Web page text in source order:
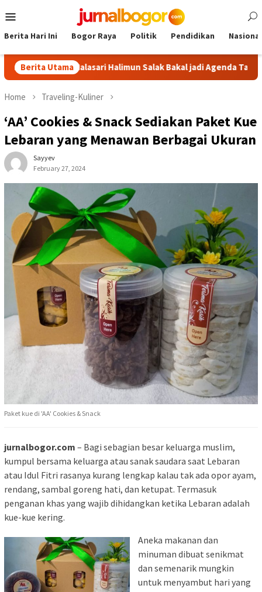
to
Menu
Berita Hari Ini Bogor Raya Politik Pendidikan Nasional
Berita Utama
Malasari Halimun Salak Bakal jadi Agenda Tahunan
Home Traveling-Kuliner
‘AA’ Cookies & Snack Sediakan Paket Kue
Lebaran yang Menawan Berbagai Ukuran
Sayyev
February 27, 2024
Paket kue di 'AA' Cookies & Snack
jurnalbogor.com – Bagi sebagian besar keluarga muslim,
kumpul bersama keluarga atau sanak saudara saat Lebaran
atau Idul Fitri rasanya kurang lengkap kalau tak ada opor ayam,
rendang, sambal goreng hati, dan ketupat. Termasuk
penganan khas yang wajib dihidangkan ketika Lebaran adalah
kue-kue kering.
Aneka makanan dan
minuman dibuat senikmat
dan semenarik mungkin
untuk menyambut hari yang